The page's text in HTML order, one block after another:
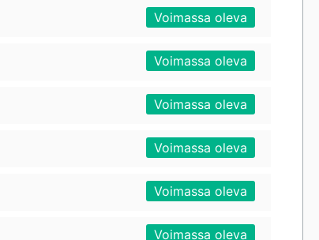
Voimassa oleva
Voimassa oleva
Voimassa oleva
Voimassa oleva
Voimassa oleva
Voimassa oleva